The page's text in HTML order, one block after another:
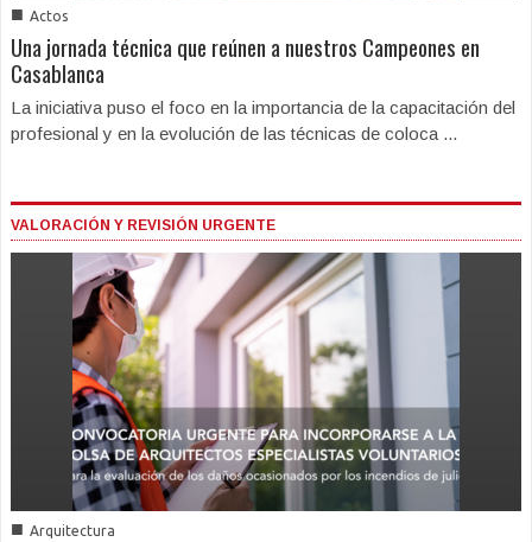
■ Actos
Una jornada técnica que reúnen a nuestros Campeones en
Casablanca
La iniciativa puso el foco en la importancia de la capacitación del
profesional y en la evolución de las técnicas de coloca ...
VALORACIÓN Y REVISIÓN URGENTE
■ Arquitectura